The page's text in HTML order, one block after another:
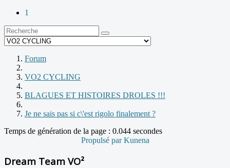
1
Forum
VO2 CYCLING
BLAGUES ET HISTOIRES DROLES !!!
Je ne sais pas si c\'est rigolo finalement ?
Temps de génération de la page : 0.044 secondes
Propulsé parKunena
Dream Team VO²